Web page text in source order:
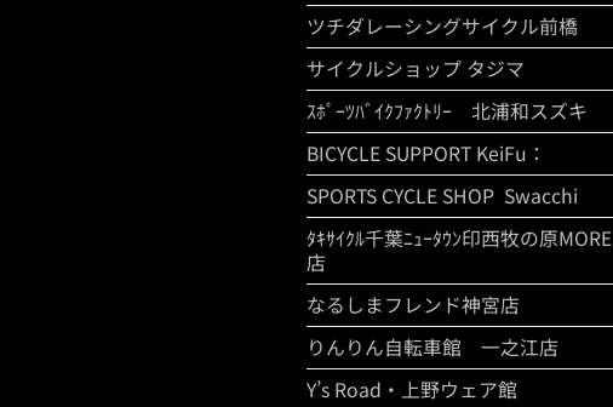
ツチダレーシングサイクル前橋
サイクルショップ タジマ
ｽﾎﾟｰﾂﾊﾞｲｸﾌｧｸﾄﾘｰ 北浦和スズキ
BICYCLE SUPPORT KeiFu：
SPORTS CYCLE SHOP Swacchi
ﾀｷｻｲｸﾙ千葉ﾆｭｰﾀｳﾝ印西牧の原MORE
店
なるしまフレンド神宮店
りんりん自転車館 一之江店
Y’s Road・上野ウェア館